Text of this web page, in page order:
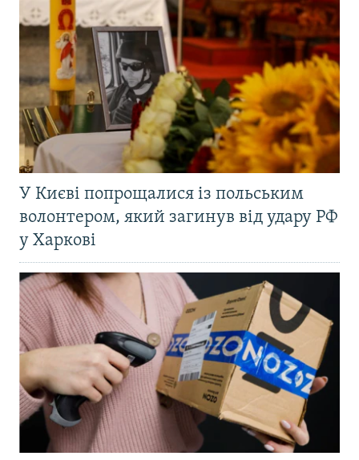
У Києві попрощалися із польським
волонтером, який загинув від удару РФ
у Харкові